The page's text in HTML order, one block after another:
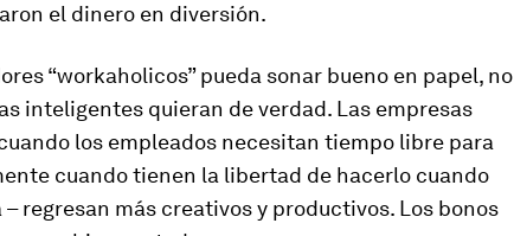
el dinero en diversión.
“workaholicos” pueda sonar bueno en papel, no
inteligentes quieran de verdad. Las empresas
los empleados necesitan tiempo libre para
cuando tienen la libertad de hacerlo cuando
regresan más creativos y productivos. Los bonos